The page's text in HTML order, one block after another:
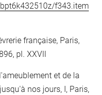
f343.item
française, Paris,
pl. XXVII
et de la
nos jours, I, Paris,